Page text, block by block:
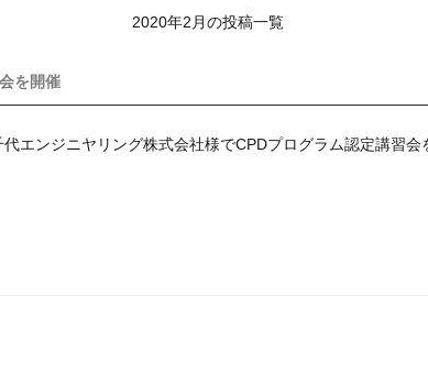
2020年2月の投稿一覧
を開催
エンジニヤリング株式会社様でCPDプログラム認定講習会